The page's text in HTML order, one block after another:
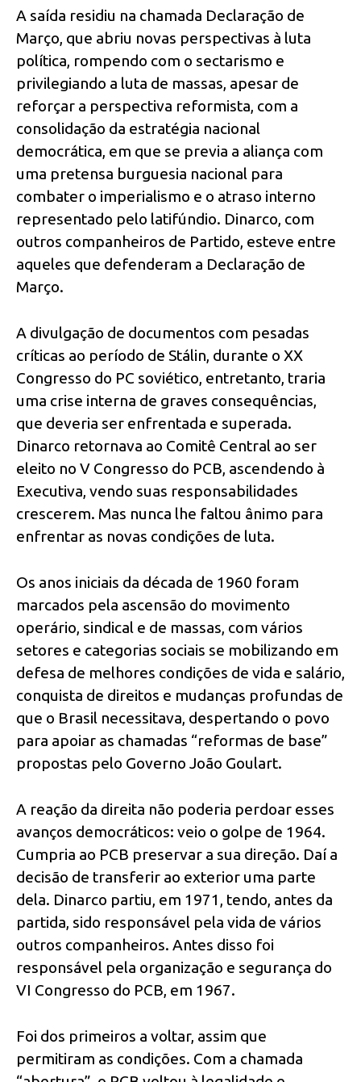
A saída residiu na chamada Declaração de
Março, que abriu novas perspectivas à luta
política, rompendo com o sectarismo e
privilegiando a luta de massas, apesar de
reforçar a perspectiva reformista, com a
consolidação da estratégia nacional
democrática, em que se previa a aliança com
uma pretensa burguesia nacional para
combater o imperialismo e o atraso interno
representado pelo latifúndio. Dinarco, com
outros companheiros de Partido, esteve entre
aqueles que defenderam a Declaração de
Março.
A divulgação de documentos com pesadas
críticas ao período de Stálin, durante o XX
Congresso do PC soviético, entretanto, traria
uma crise interna de graves consequências,
que deveria ser enfrentada e superada.
Dinarco retornava ao Comitê Central ao ser
eleito no V Congresso do PCB, ascendendo à
Executiva, vendo suas responsabilidades
crescerem. Mas nunca lhe faltou ânimo para
enfrentar as novas condições de luta.
Os anos iniciais da década de 1960 foram
marcados pela ascensão do movimento
operário, sindical e de massas, com vários
setores e categorias sociais se mobilizando em
defesa de melhores condições de vida e salário,
conquista de direitos e mudanças profundas de
que o Brasil necessitava, despertando o povo
para apoiar as chamadas “reformas de base”
propostas pelo Governo João Goulart.
A reação da direita não poderia perdoar esses
avanços democráticos: veio o golpe de 1964.
Cumpria ao PCB preservar a sua direção. Daí a
decisão de transferir ao exterior uma parte
dela. Dinarco partiu, em 1971, tendo, antes da
partida, sido responsável pela vida de vários
outros companheiros. Antes disso foi
responsável pela organização e segurança do
VI Congresso do PCB, em 1967.
Foi dos primeiros a voltar, assim que
permitiram as condições. Com a chamada